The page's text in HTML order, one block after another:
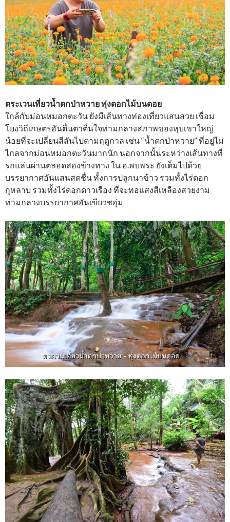
ตระเวนเที่ยวน้ำตกป่าหวาย ทุ่งดอกไม้บนดอย
ใกล้กับม่อนหมอกตะวัน ยังมีเส้นทางท่องเที่ยวแสนสวย เชื่อม
โยงวิถีเกษตรอันตื่นตาตื่นใจท่ามกลางสภาพของหุบเขาใหญ่
น้อยที่จะเปลี่ยนสีสันไปตามฤดูกาล เช่น “น้ำตกป่าหวาย” ที่อยู่ไม่
ไกลจากม่อนหมอกตะวันมากนัก นอกจากนั้นระหว่างเส้นทางที่
รถแล่นผ่านตลอดสองข้างทาง ใน อ.พบพระ ยังเต็มไปด้วย
บรรยากาศอันแสนสดชื่น ทั้งการปลูกนาข้าว รวมทั้งไร่ดอก
กุหลาบ รวมทั้งไร่ดอกดาวเรือง ที่จะทอแสงสีเหลืองสวยงาม
ท่ามกลางบรรยากาศอันเขียวชอุ่ม